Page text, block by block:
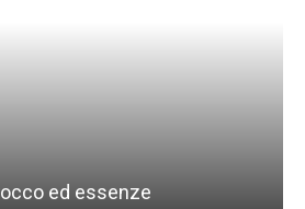
ed essenze